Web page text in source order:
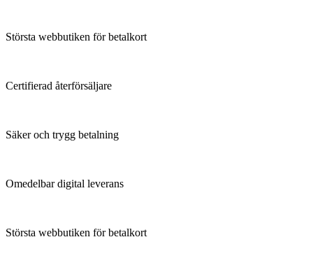
Största webbutiken för betalkort
Certifierad återförsäljare
Säker och trygg betalning
Omedelbar digital leverans
Största webbutiken för betalkort